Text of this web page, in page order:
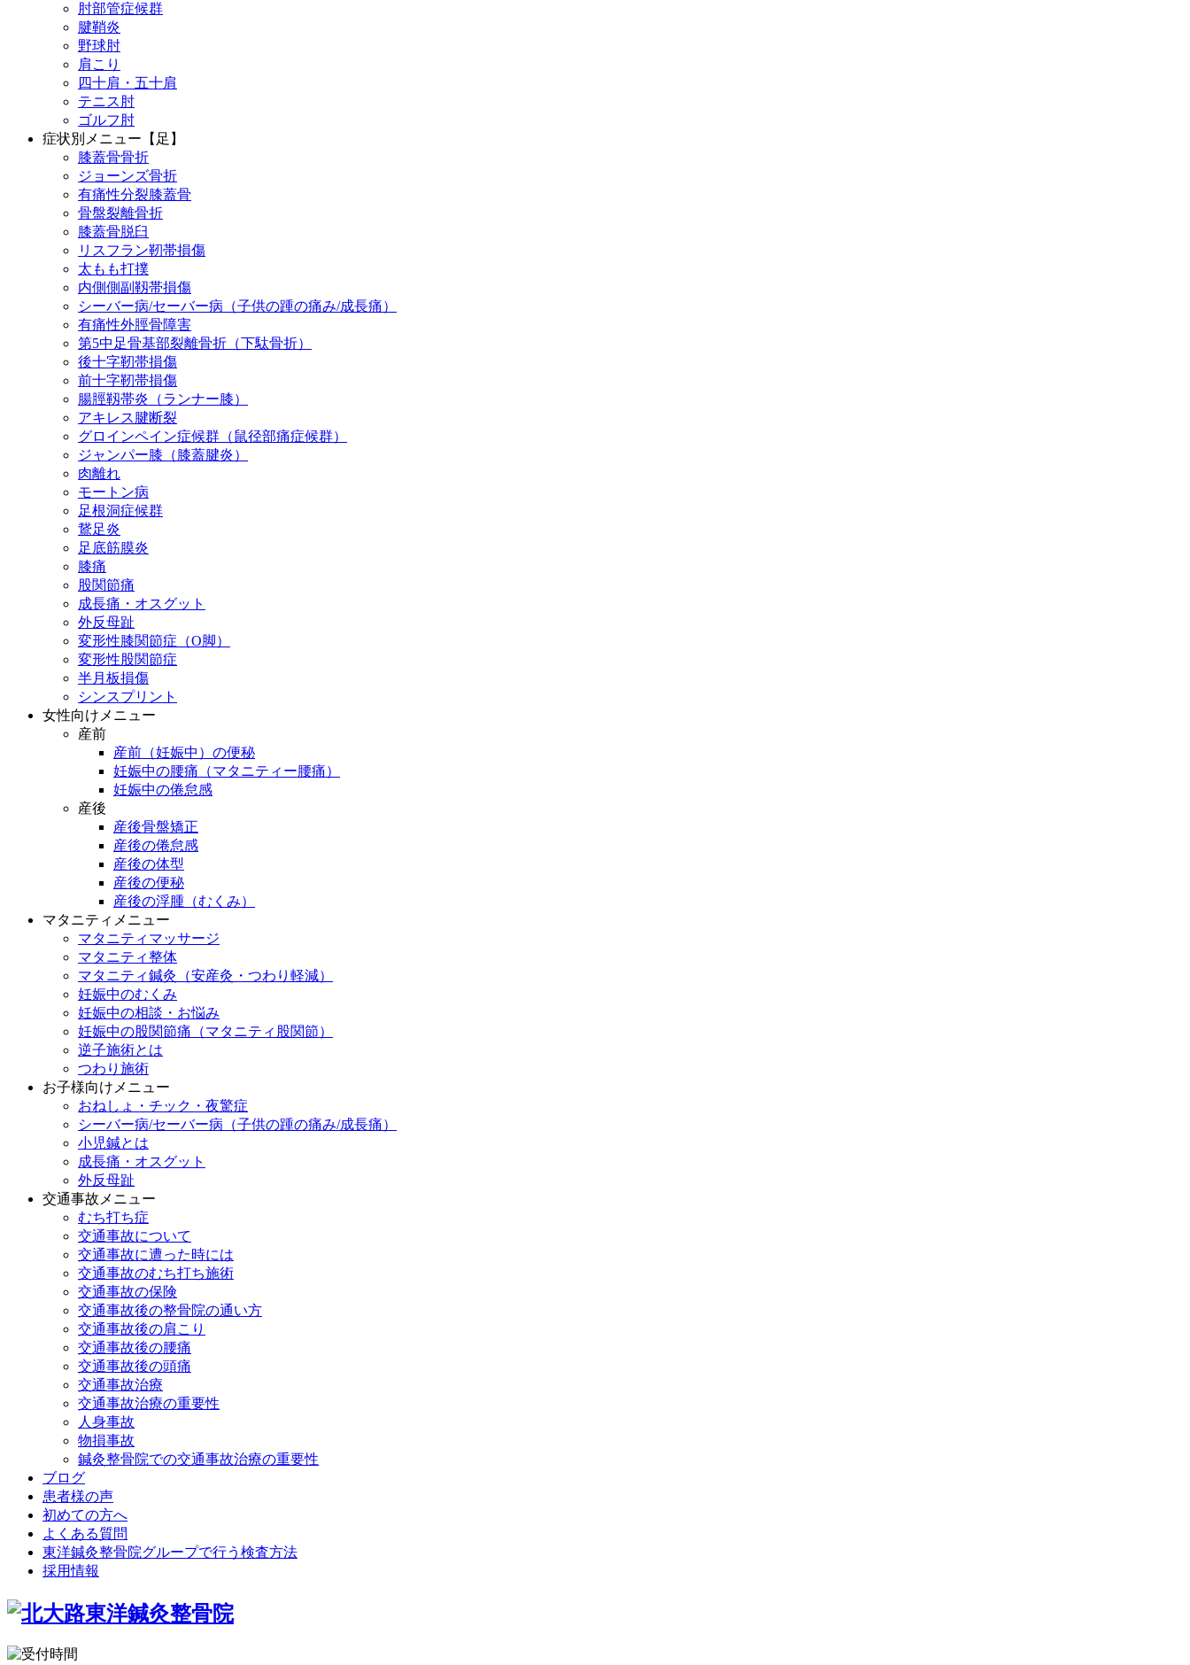
肘部管症候群
腱鞘炎
野球肘
肩こり
四十肩・五十肩
テニス肘
ゴルフ肘
症状別メニュー【足】
膝蓋骨骨折
ジョーンズ骨折
有痛性分裂膝蓋骨
骨盤裂離骨折
膝蓋骨脱臼
リスフラン靭帯損傷
太もも打撲
内側側副靱帯損傷
シーバー病/セーバー病（子供の踵の痛み/成長痛）
有痛性外脛骨障害
第5中足骨基部裂離骨折（下駄骨折）
後十字靭帯損傷
前十字靭帯損傷
腸脛靱帯炎（ランナー膝）
アキレス腱断裂
グロインペイン症候群（鼠径部痛症候群）
ジャンパー膝（膝蓋腱炎）
肉離れ
モートン病
足根洞症候群
鵞足炎
足底筋膜炎
膝痛
股関節痛
成長痛・オスグット
外反母趾
変形性膝関節症（O脚）
変形性股関節症
半月板損傷
シンスプリント
女性向けメニュー
産前
産前（妊娠中）の便秘
妊娠中の腰痛（マタニティー腰痛）
妊娠中の倦怠感
産後
産後骨盤矯正
産後の倦怠感
産後の体型
産後の便秘
産後の浮腫（むくみ）
マタニティメニュー
マタニティマッサージ
マタニティ整体
マタニティ鍼灸（安産灸・つわり軽減）
妊娠中のむくみ
妊娠中の相談・お悩み
妊娠中の股関節痛（マタニティ股関節）
逆子施術とは
つわり施術
お子様向けメニュー
おねしょ・チック・夜驚症
シーバー病/セーバー病（子供の踵の痛み/成長痛）
小児鍼とは
成長痛・オスグット
外反母趾
交通事故メニュー
むち打ち症
交通事故について
交通事故に遭った時には
交通事故のむち打ち施術
交通事故の保険
交通事故後の整骨院の通い方
交通事故後の肩こり
交通事故後の腰痛
交通事故後の頭痛
交通事故治療
交通事故治療の重要性
人身事故
物損事故
鍼灸整骨院での交通事故治療の重要性
ブログ
患者様の声
初めての方へ
よくある質問
東洋鍼灸整骨院グループで行う検査方法
採用情報